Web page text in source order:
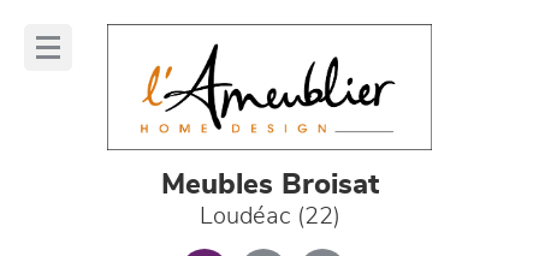
Meubles Broisat
Loudéac (22)